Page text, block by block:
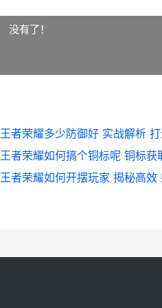
没有了！
王者荣耀如何开摆玩家 揭秘高效